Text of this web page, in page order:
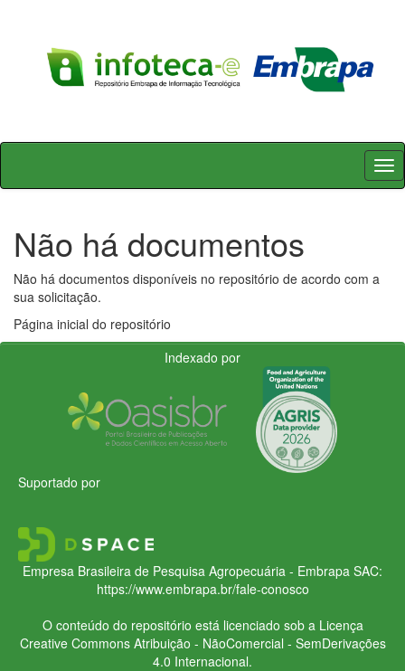
Skip
Não há documentos
Não há documentos disponíveis no repositório de acordo com a
sua solicitação.
Página inicial do repositório
Indexado por
Suportado por
Empresa Brasileira de Pesquisa Agropecuária - Embrapa SAC:
https://www.embrapa.br/fale-conosco
O conteúdo do repositório está licenciado sob a Licença
Creative CommonsAtribuição - NãoComercial - SemDerivações
4.0 Internacional.